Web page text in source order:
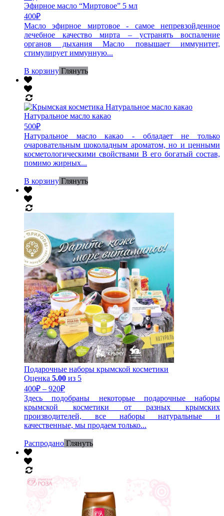
Эфирное масло “Миртовое” 5 мл
400₽
Масло эфирное миртовое - самое непревзойденное
лечебное качество мирта – устранять воспаление
органов дыхания Масло повышает иммунитет,
стимулирует иммунную...
В корзину Глянуть
Натуральное масло какао
500₽
Натуральное масло какао - обладает не только
очаровательным шоколадным ароматом, но и ценными
косметологическими свойствами В его богатый состав,
помимо жирных...
В корзину Глянуть
Подарочные наборы крымской косметики
Оценка 5.00 из 5
400₽ – 920₽
Здесь подобраны некоторые подарочные наборы
крымской косметики от разных крымских
производителей, все наборы натуральные и
качественные, мы продаем только...
Распродано Глянуть